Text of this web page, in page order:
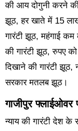
की आय दोगुनी करने की
झूठ, हर खाते में 15 लाख
गारंटी झूठ, महंगाई कम
की गारंटी झूठ, रुपए
दिखाने की गारंटी झूठ,
सरकार मतलब झूठ।
गाजीपुर फ्लाईओवर
न्याय की गारंटी देश के